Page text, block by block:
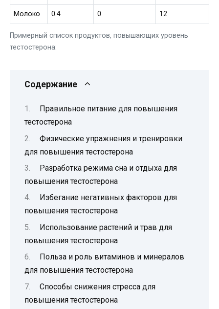
Примерный список продуктов, повышающих уровень
тестостерона:
Молоко 0.4 0 12
Содержание
Правильное питание для повышения
тестостерона
Физические упражнения и тренировки
для повышения тестостерона
Разработка режима сна и отдыха для
повышения тестостерона
Избегание негативных факторов для
повышения тестостерона
Использование растений и трав для
повышения тестостерона
Польза и роль витаминов и минералов
для повышения тестостерона
Способы снижения стресса для
повышения тестостерона